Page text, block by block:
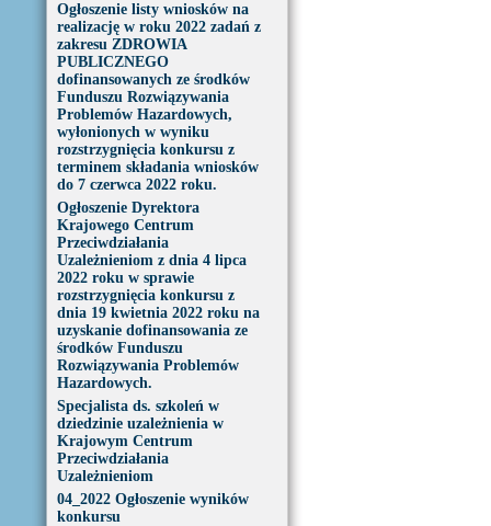
Ogłoszenie listy wniosków na
realizację w roku 2022 zadań z
zakresu ZDROWIA
PUBLICZNEGO
dofinansowanych ze środków
Funduszu Rozwiązywania
Problemów Hazardowych,
wyłonionych w wyniku
rozstrzygnięcia konkursu z
terminem składania wniosków
do 7 czerwca 2022 roku.
Ogłoszenie Dyrektora
Krajowego Centrum
Przeciwdziałania
Uzależnieniom z dnia 4 lipca
2022 roku w sprawie
rozstrzygnięcia konkursu z
dnia 19 kwietnia 2022 roku na
uzyskanie dofinansowania ze
środków Funduszu
Rozwiązywania Problemów
Hazardowych.
Specjalista ds. szkoleń w
dziedzinie uzależnienia w
Krajowym Centrum
Przeciwdziałania
Uzależnieniom
04_2022 Ogłoszenie wyników
konkursu